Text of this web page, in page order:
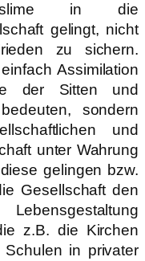
in die
gelingt, nicht
zu sichern.
Assimilation
der Sitten und
sondern
und
unter Wahrung
gelingen bzw.
Gesellschaft den
z.B. die Kirchen
in privater